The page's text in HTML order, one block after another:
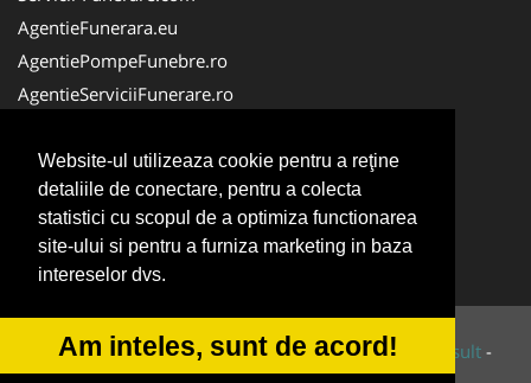
Website-ul utilizeaza cookie pentru a reţine
detaliile de conectare, pentru a colecta
statistici cu scopul de a optimiza functionarea
site-ului si pentru a furniza marketing in baza
intereselor dvs.
Am inteles, sunt de acord!
AgentieFunerara.eu
AgentiePompeFunebre.ro
AgentieServiciiFunerare.ro
CasaFunerara.com
Firma-Pompe-Funebre.ro
Firma-Servicii-Funerare.ro
ParastasesiPomeni.ro
© 2014-2026 Powered byVilonMedia&Tokaido Consult -